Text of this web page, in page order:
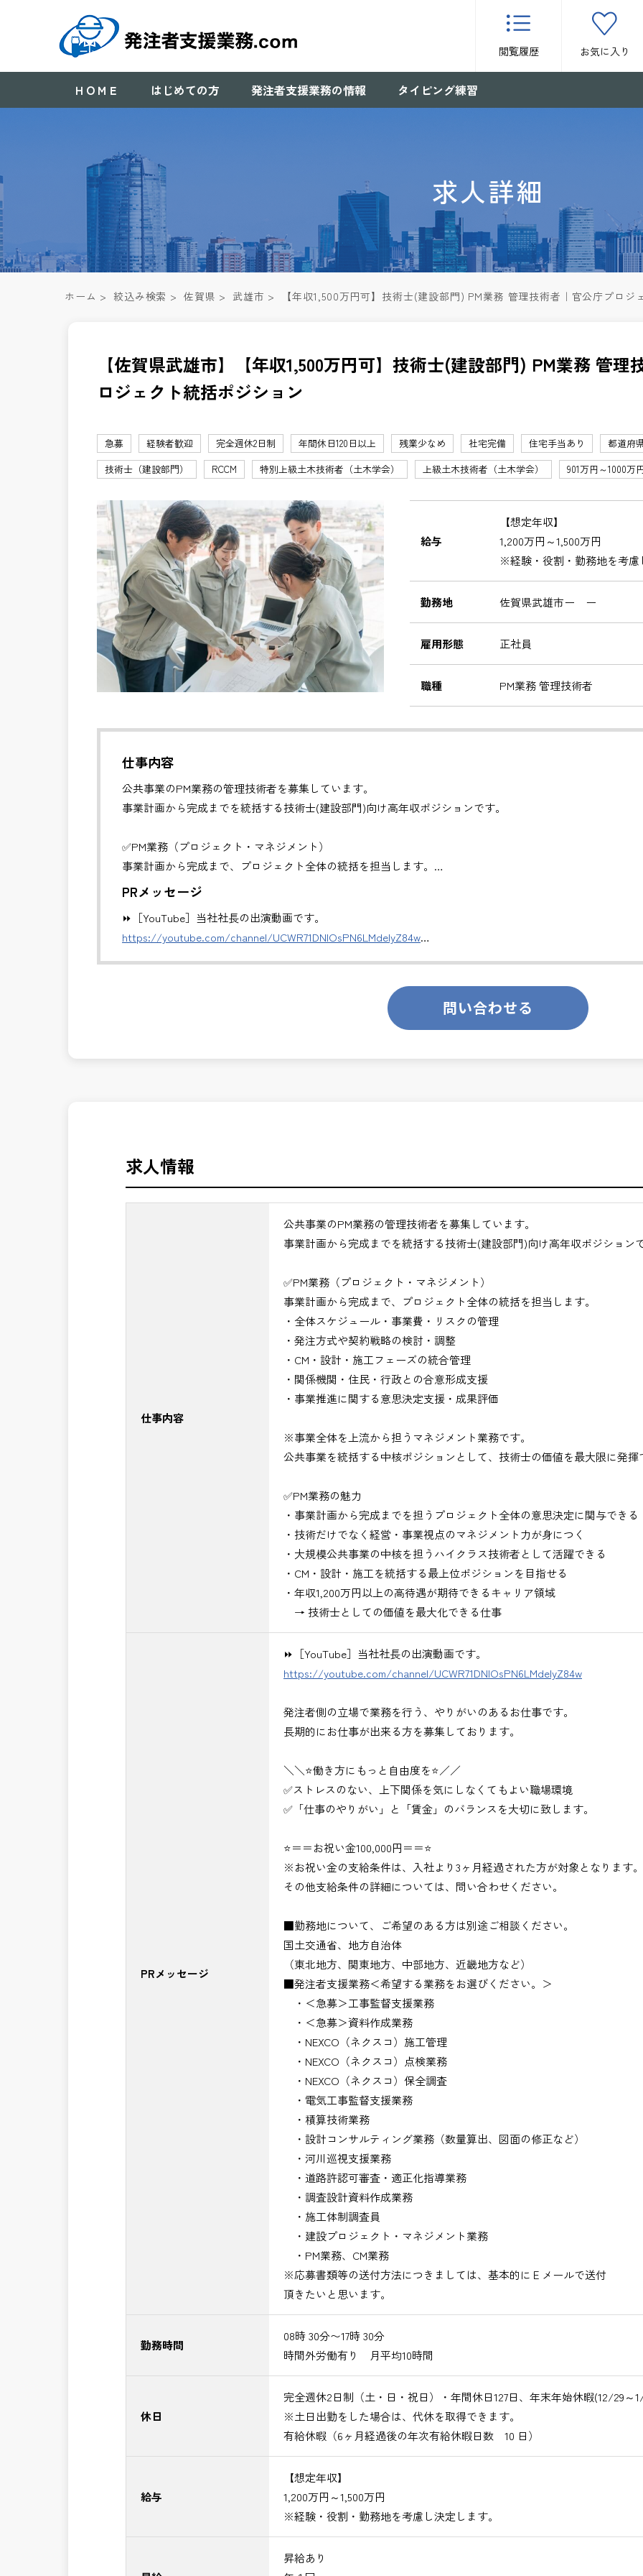
閲覧履歴 お気に入り
ＨＯＭＥ はじめての方 発注者支援業務の情報 タイピング練習
求人詳細
ホーム > 絞込み検索 > 佐賀県 > 武雄市 > 【年収1,500万円可】技術士(建設部門) PM業務 管理技術者｜官公庁プロジ
【佐賀県武雄市】【年収1,500万円可】技術士(建設部門) PM業務 管理
ロジェクト統括ポジション
急募 経験者歓迎 完全週休2日制 年間休日120日以上 残業少なめ 社宅完備 住宅手当あり
都道府
技術士（建設部門）
RCCM 特別上級土木技術者（土木学会） 上級土木技術者（土木学会） 901万円～1000万
給与
【想定年収】
1,200万円～1,500万円
※経験・役割・勤務地を考慮
勤務地 佐賀県武雄市ー ー
雇用形態 正社員
職種 PM業務 管理技術者
仕事内容
公共事業のPM業務の管理技術者を募集しています。
事業計画から完成までを統括する技術士(建設部門)向け高年収ポジションです。
✅PM業務（プロジェクト・マネジメント）
事業計画から完成まで、プロジェクト全体の統括を担当します。
・全体スケジュール・事業費・リスクの管理
・CM・設計・施工フェーズの統合管理
・関係機関・住民・行政との合意形成支援
・事業推進に関する意思決定支援・成果評価
公共事業を統括する中核ポジションとして、技術士の価値を最大限に発揮できます。
✅PM業務の魅力
・年収1,200万円以上の高待遇が期待できるキャリア領域
→ 技術士としての価値を最大化できる仕事
PRメッセージ
⏩［YouTube］当社社長の出演動画です。
https://youtube.com/channel/UCWR71DNlOsPN6LMdeIyZ84w
■勤務地について、ご希望のある方は別途ご相談ください。
（東北地方、関東地方、中部地方、近畿地方など）
■発注者支援業務＜希望する業務をお選びください。＞
・NEXCO（ネクスコ）施工管理
・設計コンサルティング業務（数量算出、図面の修正など）
・河川巡視支援業務
・道路許認可審査・適正化指導業務
・建設プロジェクト・マネジメント業務
※応募書類等の送付方法につきましては、基本的にＥメールで送付
問い合わせる
求人情報
仕事内容
公共事業のPM業務の管理技術者を募集しています。
事業計画から完成までを統括する技術士(建設部門)向け高年収ポジション
✅PM業務（プロジェクト・マネジメント）
事業計画から完成まで、プロジェクト全体の統括を担当します。
・全体スケジュール・事業費・リスクの管理
・発注方式や契約戦略の検討・調整
・CM・設計・施工フェーズの統合管理
・関係機関・住民・行政との合意形成支援
・事業推進に関する意思決定支援・成果評価
※事業全体を上流から担うマネジメント業務です。
公共事業を統括する中核ポジションとして、技術士の価値を最大限に発揮
✅PM業務の魅力
・事業計画から完成までを担うプロジェクト全体の意思決定に関与できる
・技術だけでなく経営・事業視点のマネジメント力が身につく
・大規模公共事業の中核を担うハイクラス技術者として活躍できる
・CM・設計・施工を統括する最上位ポジションを目指せる
・年収1,200万円以上の高待遇が期待できるキャリア領域
→ 技術士としての価値を最大化できる仕事
PRメッセージ
⏩［YouTube］当社社長の出演動画です。
https://youtube.com/channel/UCWR71DNlOsPN6LMdeIyZ84w
発注者側の立場で業務を行う、やりがいのあるお仕事です。
長期的にお仕事が出来る方を募集しております。
＼＼⭐働き方にもっと自由度を⭐／／
✅ストレスのない、上下関係を気にしなくてもよい職場環境
✅「仕事のやりがい」と「賃金」のバランスを大切に致します。
⭐＝＝お祝い金100,000円＝＝⭐
※お祝い金の支給条件は、入社より3ヶ月経過された方が対象となります。
その他支給条件の詳細については、問い合わせください。
■勤務地について、ご希望のある方は別途ご相談ください。
国土交通省、地方自治体
（東北地方、関東地方、中部地方、近畿地方など）
■発注者支援業務＜希望する業務をお選びください。＞
・＜急募＞工事監督支援業務
・＜急募＞資料作成業務
・NEXCO（ネクスコ）施工管理
・NEXCO（ネクスコ）点検業務
・NEXCO（ネクスコ）保全調査
・電気工事監督支援業務
・積算技術業務
・設計コンサルティング業務（数量算出、図面の修正など）
・河川巡視支援業務
・道路許認可審査・適正化指導業務
・調査設計資料作成業務
・施工体制調査員
・建設プロジェクト・マネジメント業務
・PM業務、CM業務
※応募書類等の送付方法につきましては、基本的にＥメールで送付
頂きたいと思います。
勤務時間
08時 30分〜17時 30分
時間外労働有り 月平均10時間
休日
完全週休2日制（土・日・祝日）・年間休日127日、年末年始休暇(12/29～
※土日出勤をした場合は、代休を取得できます。
有給休暇（6ヶ月経過後の年次有給休暇日数 10 日）
給与
【想定年収】
1,200万円～1,500万円
※経験・役割・勤務地を考慮し決定します。
昇給あり